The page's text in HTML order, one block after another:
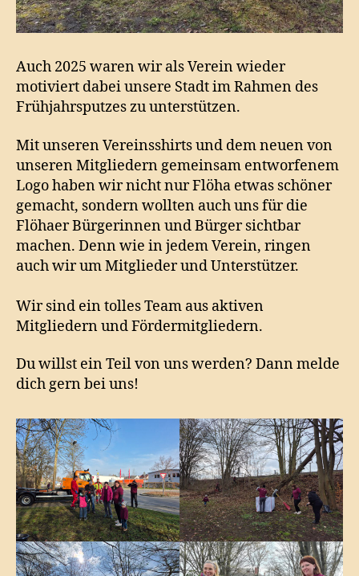
Auch 2025 waren wir als Verein wieder
motiviert dabei unsere Stadt im Rahmen des
Frühjahrsputzes zu unterstützen.
Mit unseren Vereinsshirts und dem neuen von
unseren Mitgliedern gemeinsam entworfenem
Logo haben wir nicht nur Flöha etwas schöner
gemacht, sondern wollten auch uns für die
Flöhaer Bürgerinnen und Bürger sichtbar
machen. Denn wie in jedem Verein, ringen
auch wir um Mitglieder und Unterstützer.
Wir sind ein tolles Team aus aktiven
Mitgliedern und Fördermitgliedern.
Du willst ein Teil von uns werden? Dann melde
dich gern bei uns!